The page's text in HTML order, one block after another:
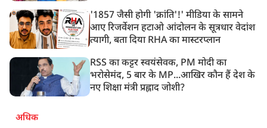
'1857 जैसी होगी 'क्रांति'!' मीडिया के सामने
आए रिजर्वेशन हटाओ आंदोलन के सूत्रधार वेदांश
त्यागी, बता दिया RHA का मास्टरप्लान
RSS का कट्टर स्वयंसेवक, PM मोदी का
भरोसेमंद, 5 बार के MP...आखिर कौन हैं देश के
नए शिक्षा मंत्री प्रह्लाद जोशी?
अधिक